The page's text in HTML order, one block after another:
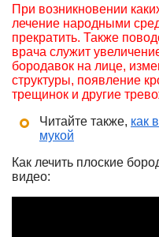
При возникновении
лечение народными
прекратить. Также
врача служит
бородавок на лице,
структуры, появление
трещинок и другие
Читайте также, как
мукой
Как лечить плоские
видео: